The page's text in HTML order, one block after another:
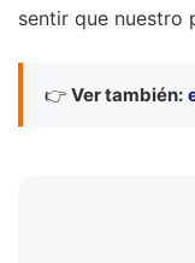
sentir que nuestro
👉 Ver también: